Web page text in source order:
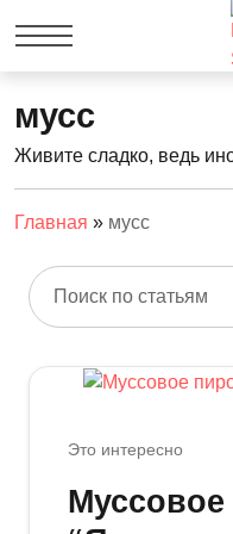
мусс
Живите сладко, ведь
Главная » мусс
Поиск по статьям
Это интересно